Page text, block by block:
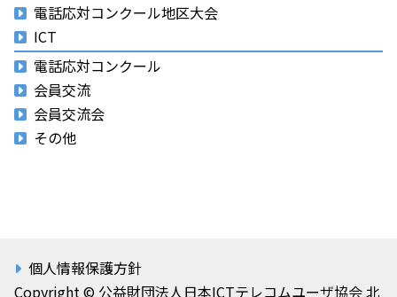
電話応対コンクール地区大会
ICT
電話応対コンクール
会員交流
会員交流会
その他
個人情報保護方針
Copyright © 公益財団法人日本ICTテレコムユーザ協会 北